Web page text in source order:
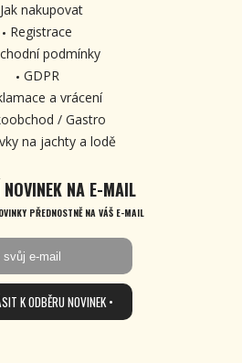
Jak nakupovat
Registrace
podmínky
GDPR
a vrácení
/ Gastro
na jachty a lodě
NA E-MAIL
PŘEDNOSTNĚ NA VÁŠ E-MAIL
K ODBĚRU NOVINEK •